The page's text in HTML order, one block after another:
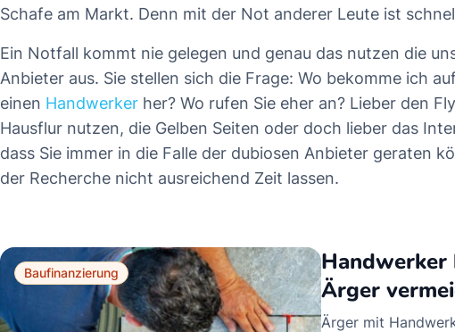
Schafe am Markt. Denn mit der Not anderer Leute ist
Ein Notfall kommt nie gelegen und genau das nutzen die
Anbieter aus. Sie stellen sich die Frage: Wo bekomme ich
einen Handwerker her? Wo rufen Sie eher an? Lieber den
Hausflur nutzen, die Gelben Seiten oder doch lieber das
dass Sie immer in die Falle der dubiosen Anbieter geraten
der Recherche nicht ausreichend Zeit lassen.
Baufinanzierung
Handwerker
Ärger
Ärger mit